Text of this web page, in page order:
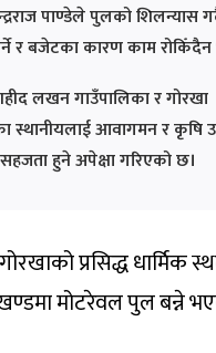
पाण्डेले पुलको शिलन्यास
र बजेटका कारण काम रोकिँदैन
लखन गाउँपालिका र गोरखा
स्थानीयलाई आवागमन र कृषि
हुने अपेक्षा गरिएको छ।
प्रसिद्ध धार्मिक
मोटरेवल पुल बन्ने